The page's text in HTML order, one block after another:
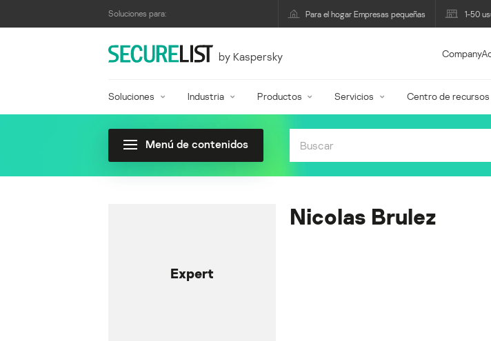
Soluciones para: Para el hogar Empresas pequeñas 1-50
by Kaspersky
Soluciones Industria Productos Servicios Centro de recursos
Menú de contenidos
Expert
Nicolas Brulez